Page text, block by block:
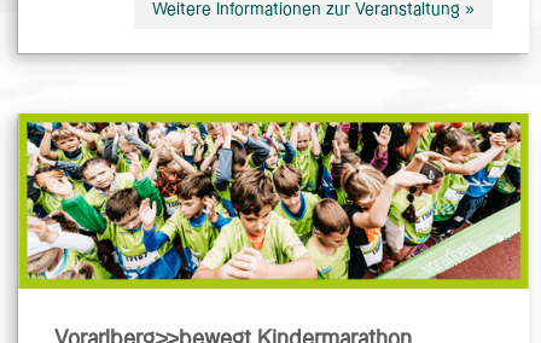
Weitere Informationen zur Veranstaltung »
Vorarlberg>>bewegt Kindermarathon